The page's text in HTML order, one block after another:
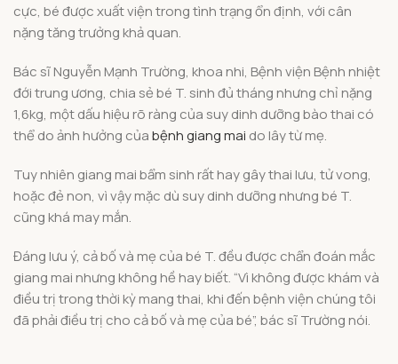
cực, bé được xuất viện trong tình trạng ổn định, với cân
nặng tăng trưởng khả quan.
Bác sĩ Nguyễn Mạnh Trường, khoa nhi, Bệnh viện Bệnh nhiệt
đới trung ương, chia sẻ bé T. sinh đủ tháng nhưng chỉ nặng
1,6kg, một dấu hiệu rõ ràng của suy dinh dưỡng bào thai có
thể do ảnh hưởng củabệnh giang mai do lây từ mẹ.
Tuy nhiên giang mai bẩm sinh rất hay gây thai lưu, tử vong,
hoặc đẻ non, vì vậy mặc dù suy dinh dưỡng nhưng bé T.
cũng khá may mắn.
Đáng lưu ý, cả bố và mẹ của bé T. đều được chẩn đoán mắc
giang mai nhưng không hề hay biết. “Vì không được khám và
điều trị trong thời kỳ mang thai, khi đến bệnh viện chúng tôi
đã phải điều trị cho cả bố và mẹ của bé”, bác sĩ Trường nói.